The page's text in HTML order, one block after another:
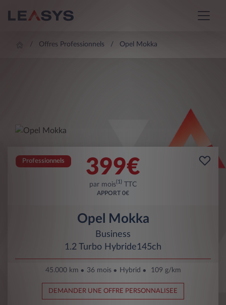
Offres Professionnels Opel Mokka
Professionnels 399€
par mois(1) TTC
APPORT 0€
Opel Mokka
Business
1.2 Turbo Hybride145ch
45.000 km 36 mois Hybrid 109 g/km
DEMANDER UNE OFFRE PERSONNALISEE